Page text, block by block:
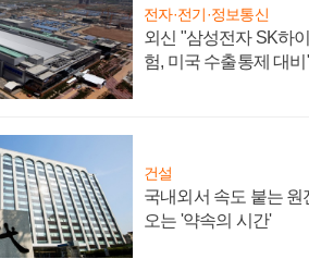
전자·전기·정보통신
외신 "삼성전자 SK하
험, 미국 수출통제 대
건설
국내외서 속도 붙는 원
오는 '약속의 시간'